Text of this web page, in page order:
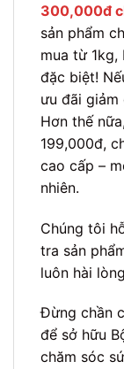
300,000đ
sản phẩm
mua từ 1kg,
đặc biệt!
ưu đãi
Hơn thế
199,000đ,
cao cấp –
nhiên.
Chúng tôi
tra sản
luôn hài
Đừng chần
để sở hữu
chăm sóc